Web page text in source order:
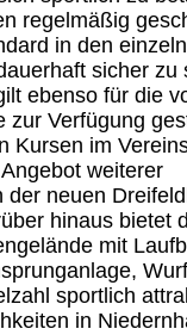
regelmäßig
in den
sicher zu
ebenso für die
zur Verfügung
Kursen im
weiterer
der neuen
hinaus bietet
mit
sportlich
in